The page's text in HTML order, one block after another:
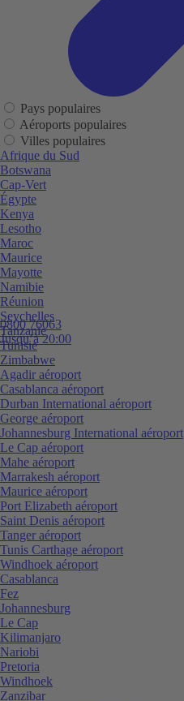
0800 76063
Jusqu’à 20:00
Pays populaires
Aéroports populaires
Villes populaires
Afrique du Sud
Botswana
Cap-Vert
Égypte
Kenya
Lesotho
Maroc
Maurice
Mayotte
Namibie
Réunion
Seychelles
Tanzanie
Tunisie
Zimbabwe
Agadir aéroport
Casablanca aéroport
Durban International aéroport
George aéroport
Johannesburg International aéroport
Le Cap aéroport
Mahe aéroport
Marrakesh aéroport
Maurice aéroport
Port Elizabeth aéroport
Saint Denis aéroport
Tanger aéroport
Tunis Carthage aéroport
Windhoek aéroport
Casablanca
Fez
Johannesburg
Le Cap
Kilimanjaro
Nariobi
Pretoria
Windhoek
Zanzibar